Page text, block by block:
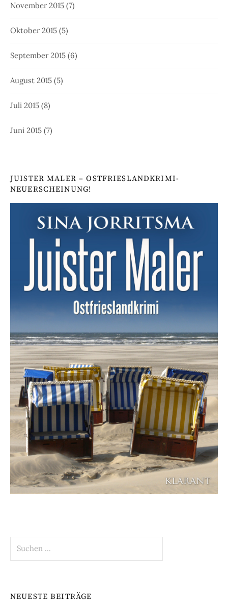
November 2015 (7)
Oktober 2015 (5)
September 2015 (6)
August 2015 (5)
Juli 2015 (8)
Juni 2015 (7)
JUISTER MALER – OSTFRIESLANDKRIMI-
NEUERSCHEINUNG!
nach:
NEUESTE BEITRÄGE